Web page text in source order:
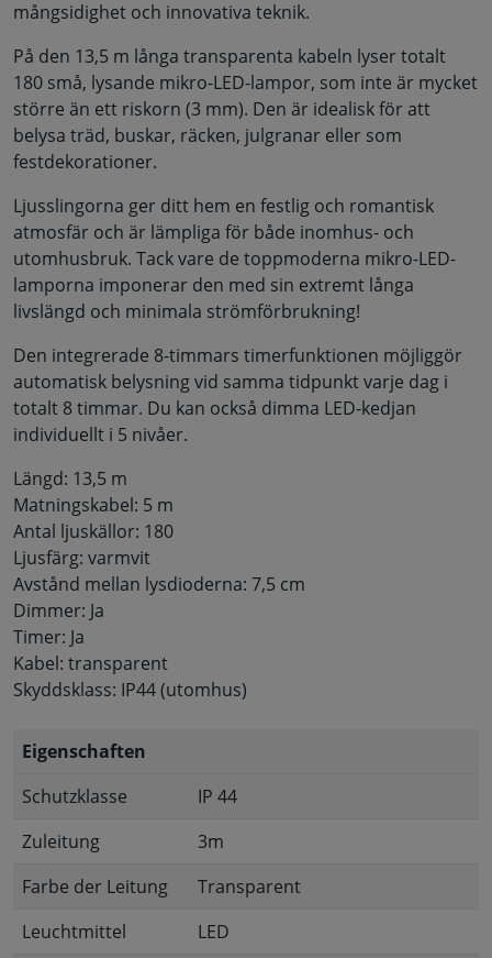
mångsidighet och innovativa teknik.
På den 13,5 m långa transparenta kabeln lyser totalt
180 små, lysande mikro-LED-lampor, som inte är mycket
större än ett riskorn (3 mm). Den är idealisk för att
belysa träd, buskar, räcken, julgranar eller som
festdekorationer.
Ljusslingorna ger ditt hem en festlig och romantisk
atmosfär och är lämpliga för både inomhus- och
utomhusbruk. Tack vare de toppmoderna mikro-LED-
lamporna imponerar den med sin extremt långa
livslängd och minimala strömförbrukning!
Den integrerade 8-timmars timerfunktionen möjliggör
automatisk belysning vid samma tidpunkt varje dag i
totalt 8 timmar. Du kan också dimma LED-kedjan
individuellt i 5 nivåer.
Längd: 13,5 m
Matningskabel: 5 m
Antal ljuskällor: 180
Ljusfärg: varmvit
Avstånd mellan lysdioderna: 7,5 cm
Dimmer: Ja
Timer: Ja
Kabel: transparent
Skyddsklass: IP44 (utomhus)
Eigenschaften
Schutzklasse
IP 44
Zuleitung
3m
Farbe der Leitung
Transparent
Leuchtmittel
LED